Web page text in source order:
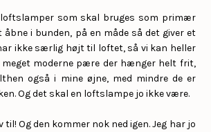
som skal bruges som primær
åbne i bunden, på en måde så det giver et
ikke særlig højt til loftet, så vi kan heller
meget moderne pære der hænger helt frit,
også i mine øjne, med mindre de er
Og det skal en loftslampe jo ikke være.
til! Og den kommer nok ned igen. Jeg har jo